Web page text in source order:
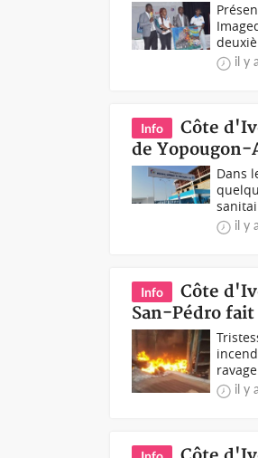
il y
Info
Côte
de
Dans
il y
Info
Côte
San-Pédro
il y